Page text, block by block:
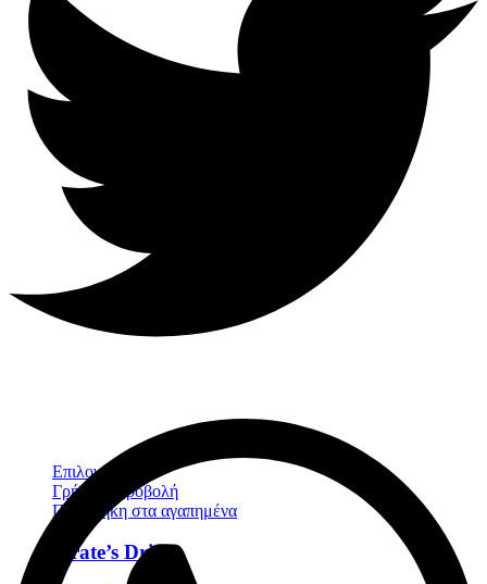
Επιλογή
Γρήγορη προβολή
Προσθήκη στα αγαπημένα
Pirate’s Drink